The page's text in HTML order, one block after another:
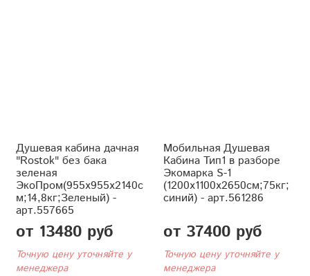
Душевая кабина дачная
"Rostok" без бака
зеленая
ЭкоПром(955x955x2140с
м;14,8кг;Зеленый) -
арт.557665
от 13480 руб
Точную цену уточняйте у
менеджера
Мобильная Душевая
Кабина Тип1 в разборе
Экомарка S-1
(1200x1100x2650см;75кг;
синий) - арт.561286
от 37400 руб
Точную цену уточняйте у
менеджера